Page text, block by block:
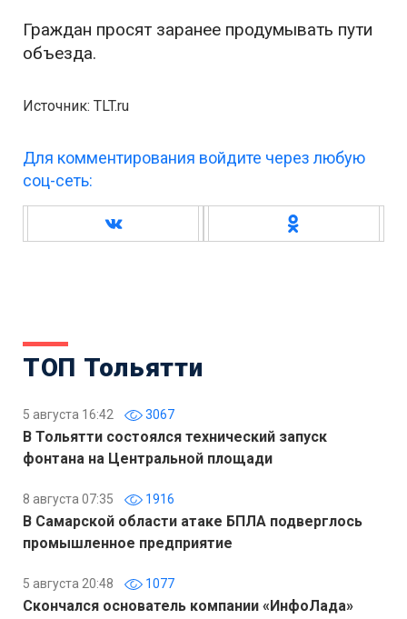
Граждан просят заранее продумывать пути
объезда.
Источник: TLT.ru
Для комментирования войдите через любую
соц-сеть:
ТОП Тольятти
5 августа 16:42 3067
В Тольятти состоялся технический запуск
фонтана на Центральной площади
8 августа 07:35 1916
В Самарской области атаке БПЛА подверглось
промышленное предприятие
5 августа 20:48 1077
Скончался основатель компании «ИнфоЛада»